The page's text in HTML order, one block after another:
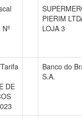
PIERIM
LOJA 3
DE
Banco do
S.A.